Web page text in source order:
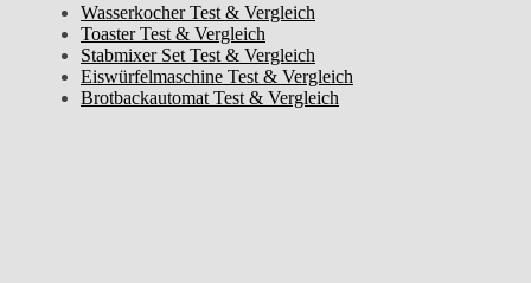
Wasserkocher Test & Vergleich
Toaster Test & Vergleich
Stabmixer Set Test & Vergleich
Eiswürfelmaschine Test & Vergleich
Brotbackautomat Test & Vergleich